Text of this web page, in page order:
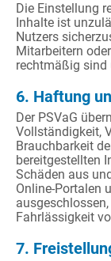
Die Einstellung
Inhalte ist
Nutzers
Mitarbeitern
rechtmäßig sind
6. Haftung
Der PSVaG
Vollständigkeit,
Brauchbarkeit
bereitgestellten
Schäden aus
Online-Portalen
Fahrlässigkeit
7.